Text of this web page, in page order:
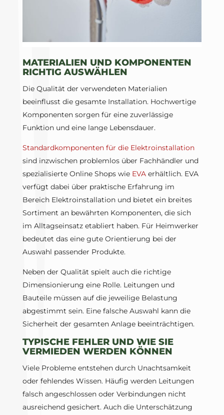
MATERIALIEN UND KOMPONENTEN
RICHTIG AUSWÄHLEN
Die Qualität der verwendeten Materialien
beeinflusst die gesamte Installation. Hochwertige
Komponenten sorgen für eine zuverlässige
Funktion und eine lange Lebensdauer.
Standardkomponenten für die Elektroinstallation
sind inzwischen problemlos über Fachhändler und
spezialisierte Online Shops wie EVAerhältlich. EVA
verfügt dabei über praktische Erfahrung im
Bereich Elektroinstallation und bietet ein breites
Sortiment an bewährten Komponenten, die sich
im Alltagseinsatz etabliert haben. Für Heimwerker
bedeutet das eine gute Orientierung bei der
Auswahl passender Produkte.
Neben der Qualität spielt auch die richtige
Dimensionierung eine Rolle. Leitungen und
Bauteile müssen auf die jeweilige Belastung
abgestimmt sein. Eine falsche Auswahl kann die
Sicherheit der gesamten Anlage beeinträchtigen.
TYPISCHE FEHLER UND WIE SIE
VERMIEDEN WERDEN KÖNNEN
Viele Probleme entstehen durch Unachtsamkeit
oder fehlendes Wissen. Häufig werden Leitungen
falsch angeschlossen oder Verbindungen nicht
ausreichend gesichert. Auch die Unterschätzung